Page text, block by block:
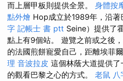
而上層甲板則提供全景。 身體按
點外燴 Hop成立於1989年，沿
字 記帳士 書 ptt Seine）提供了
點上有9個站。 遊覽之前或之後
的法國煎餅寵愛自己，距離埃菲
理 音波拉皮 這個林蔭大道提供
的觀看巴黎之心的方式。 老鼠